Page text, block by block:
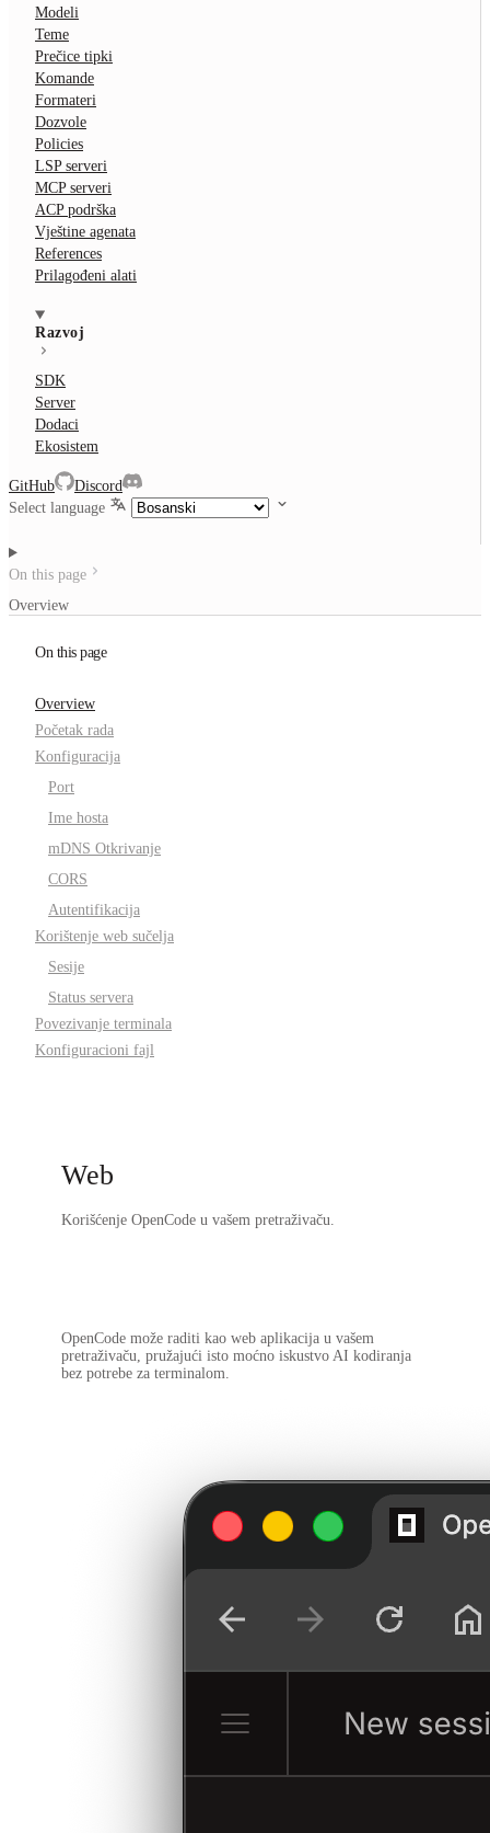
Modeli
Teme
Prečice tipki
Komande
Formateri
Dozvole
Policies
LSP serveri
MCP serveri
ACP podrška
Vještine agenata
References
Prilagođeni alati
Razvoj
SDK
Server
Dodaci
Ekosistem
GitHub
Discord
Select language
On this page
Overview
On this page
Overview
Početak rada
Konfiguracija
Port
Ime hosta
mDNS Otkrivanje
CORS
Autentifikacija
Korištenje web sučelja
Sesije
Status servera
Povezivanje terminala
Konfiguracioni fajl
Web
Korišćenje OpenCode u vašem pretraživaču.
OpenCode može raditi kao web aplikacija u vašem
pretraživaču, pružajući isto moćno iskustvo AI kodiranja
bez potrebe za terminalom.